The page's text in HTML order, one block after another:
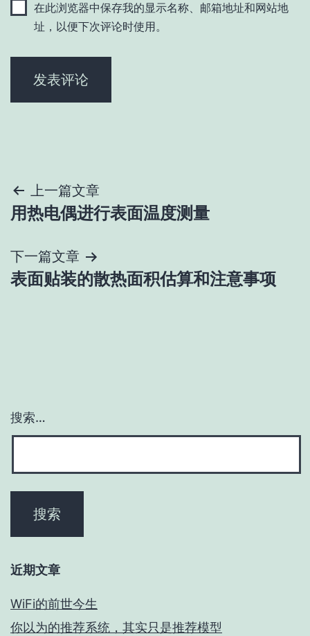
在此浏览器中保存我的显示名称、邮箱地址和网站地
址，以便下次评论时使用。
文
章
导
航
上一篇文章
用热电偶进行表面温度测量
下一篇文章
表面贴装的散热面积估算和注意事项
搜索…
近期文章
WiFi的前世今生
你以为的推荐系统，其实只是推荐模型